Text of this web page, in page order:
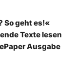
So geht es!«
Texte lesen
Ausgabe